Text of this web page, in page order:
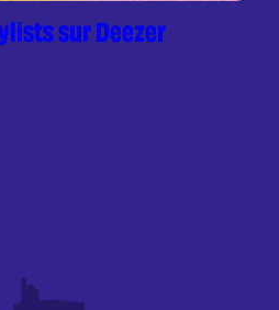
sur Deezer